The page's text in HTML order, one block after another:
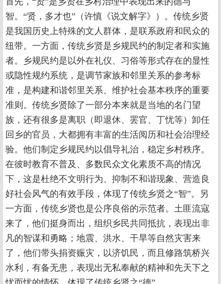
智。“贤，多才也”（许慎《说文解字》）。传统乡贤
是我国历史上特殊的文人群体，是联系政府和民众的
纽带。一方面，传统乡贤是乡规民约的制定者和实施
者。乡规民约是以外在礼仪、习俗等形式存在的显性
或隐性规约系统，是调节家族和邻里关系的参考标
准，是构建和谐邻里关系、维护社会基本秩序的重要
准则。传统乡贤除了一部分本来就是当地的名门望
族，还有很多是离职（即退休、罢官、丁忧等）卸任
回乡的官员，大都拥有丰富的生活阅历和社会治理经
验。他们制定乡规民约以倡导礼治，稳定乡村秩序。
在彼时教育不普及、多数民众文化素质不高的情况
下，这是杜绝不文明行为、抑制不和谐现象、营造良
好社会风气的有效手段，体现了传统乡贤之“智”。另
一方面，传统乡贤也是公序良俗的示范者。土匪流寇
来了，他们挺身而出，组织乡民共同抵抗，表现出非
凡的智谋和勇略；地震、洪水、干旱等自然灾害来
了，他们带头捐资赈灾，以济饥民，而且修路筑桥兴
水利，有备无患，表现出无私奉献的精神和先天下之